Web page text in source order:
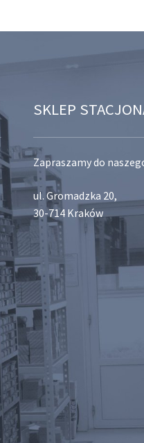
SKLEP
Zapraszamy do
ul. Gromadzka 20,
30-714 Kraków